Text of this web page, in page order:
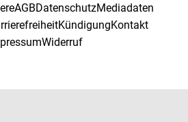
AGBDatenschutzMediadaten
KündigungKontakt
Widerruf